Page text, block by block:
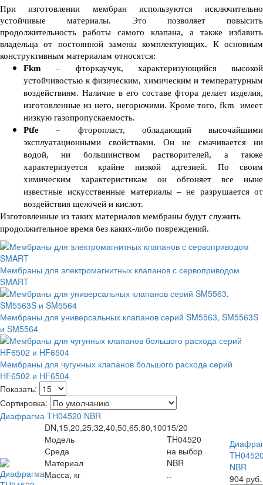
При изготовлении мембран используются исключительно
устойчивые материалы. Это позволяет повысить
продолжительность работы самого клапана, а также избавить
владельца от постоянной замены комплектующих. К основным
конструктивным материалам относятся:
Fkm – фторкаучук, характеризующийся высокой
устойчивостью к физическим, химическим и температурным
воздействиям. Наличие в его составе фтора делает изделия,
изготовленные из него, негорючими. Кроме того, fkm  имеет
низкую газопропускаемость.
Ptfe – фторопласт, обладающий высочайшими
эксплуатационными свойствами. Он не смачивается ни
водой, ни большинством растворителей, а также
характеризуется крайне низкой адгезией. По своим
химическим характеристикам он обгоняет все ныне
известные искусственные материалы – не разрушается от
воздействия щелочей и кислот.
Изготовленные из таких материалов мембраны будут служить
продолжительное время без каких-либо повреждений.
Мембраны для электромагнитных клапанов с сервоприводом
SMART
Мембраны для универсальных клапанов серий SM5563, SM5563S
и SM5564
Мембраны для чугунных клапанов большого расхода серий
HF6502 и HF6504
Показать:
Сортировка:
Диафрагма TH04520 NBR
DN,15,20,25,32,40,50,65,80,10015/20
Модель
TH04520
Среда
на выбор
Материал
NBR
Масса, кг
..
NBR
904 руб.